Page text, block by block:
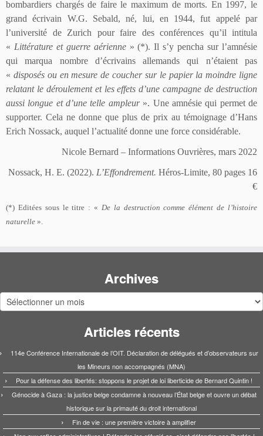
bombardiers chargés de faire le maximum de morts. En 1997, le
grand écrivain W.G. Sebald, né, lui, en 1944, fut appelé par
l’université de Zurich pour faire des conférences qu’il intitula
« Littérature et guerre aérienne» (*). Il s’y pencha sur l’amnésie
qui marqua nombre d’écrivains allemands qui n’étaient pas
« disposés ou en mesure de coucher sur le papier la moindre ligne
relatant le déroulement et les effets d’une campagne de destruction
aussi longue et d’une telle ampleur». Une amnésie qui permet de
supporter. Cela ne donne que plus de prix au témoignage d’Hans
Erich Nossack, auquel l’actualité donne une force considérable.
Nicole Bernard – Informations Ouvrières, mars 2022
Nossack, H. E. (2022). L’Effondrement. Héros-Limite, 80 pages 16
€
(*) Editées sous le titre : « De la destruction comme élément de l’histoire
naturelle ».
Archives
Archives
Articles récents
114e Conférence Internationale de l’OIT. Déclaration de délégués et d’observateurs sur
les Mineurs non accompagnés (MNA)
Pour la défense des libertés: stoppons le projet de loi liberticide de Bernard Quintin !
Génocide à Gaza : la justice belge condamne à nouveau l’État belge et ouvre un débat
historique sur la primauté du droit international
Fin de vie : une première victoire à amplifier